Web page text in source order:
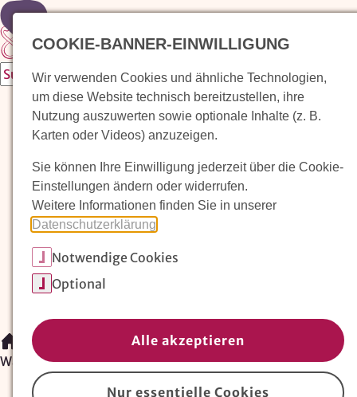
Zur Startseite
Waldorfkindergarten finden
Pädagogischer Ansatz
Arbeit im Waldorfkindergarten
Unser Verein
Magazin: Erziehungskunst frühe Kindheit
Waldorfkindergarten finden/
Waldorfkindergarten "Sieben Zwerge"
COOKIE-BANNER-EINWILLIGUNG
Wir verwenden Cookies und ähnliche Technologien,
um diese Website technisch bereitzustellen, ihre
Nutzung auszuwerten sowie optionale Inhalte (z. B.
Karten oder Videos) anzuzeigen.
Sie können Ihre Einwilligung jederzeit über die Cookie-
Einstellungen ändern oder widerrufen.
Weitere Informationen finden Sie in unserer
Datenschutzerklärung
Notwendige Cookies
Optional
Alle akzeptieren
Nur essentielle Cookies